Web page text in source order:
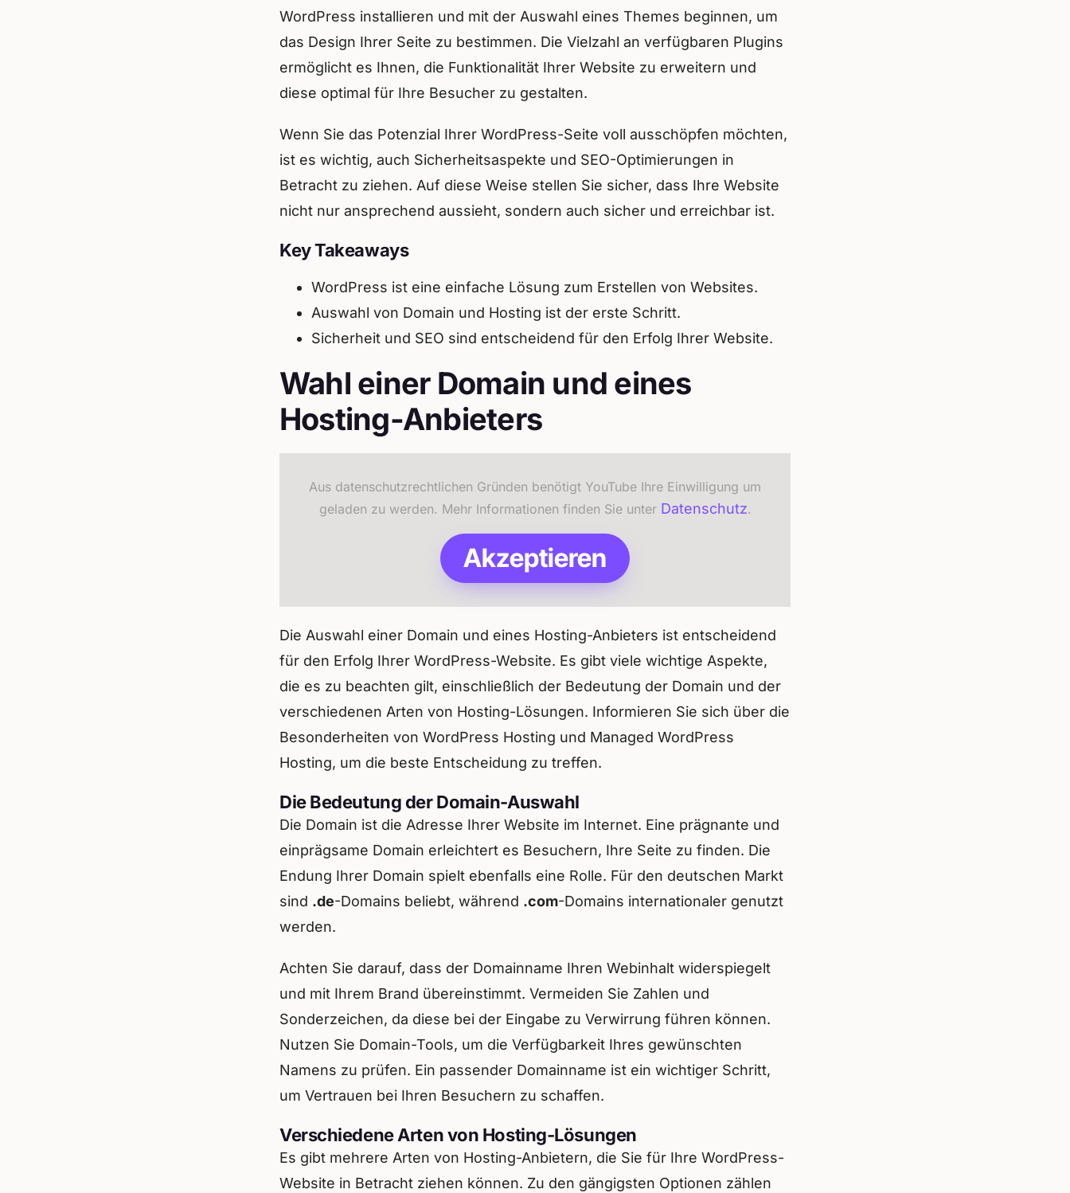
WordPress installieren und mit der Auswahl eines Themes beginnen, um
das Design Ihrer Seite zu bestimmen. Die Vielzahl an verfügbaren Plugins
ermöglicht es Ihnen, die Funktionalität Ihrer Website zu erweitern und
diese optimal für Ihre Besucher zu gestalten.
Wenn Sie das Potenzial Ihrer WordPress-Seite voll ausschöpfen möchten,
ist es wichtig, auch Sicherheitsaspekte und SEO-Optimierungen in
Betracht zu ziehen. Auf diese Weise stellen Sie sicher, dass Ihre Website
nicht nur ansprechend aussieht, sondern auch sicher und erreichbar ist.
Key Takeaways
WordPress ist eine einfache Lösung zum Erstellen von Websites.
Auswahl von Domain und Hosting ist der erste Schritt.
Sicherheit und SEO sind entscheidend für den Erfolg Ihrer Website.
Wahl einer Domain und eines
Hosting-Anbieters
Aus datenschutzrechtlichen Gründen benötigt YouTube Ihre Einwilligung um
geladen zu werden. Mehr Informationen finden Sie unter Datenschutz.
Akzeptieren
Die Auswahl einer Domain und eines Hosting-Anbieters ist entscheidend
für den Erfolg Ihrer WordPress-Website. Es gibt viele wichtige Aspekte,
die es zu beachten gilt, einschließlich der Bedeutung der Domain und der
verschiedenen Arten von Hosting-Lösungen. Informieren Sie sich über die
Besonderheiten von WordPress Hosting und Managed WordPress
Hosting, um die beste Entscheidung zu treffen.
Die Bedeutung der Domain-Auswahl
Die Domain ist die Adresse Ihrer Website im Internet. Eine prägnante und
einprägsame Domain erleichtert es Besuchern, Ihre Seite zu finden. Die
Endung Ihrer Domain spielt ebenfalls eine Rolle. Für den deutschen Markt
sind .de-Domains beliebt, während .com-Domains internationaler genutzt
werden.
Achten Sie darauf, dass der Domainname Ihren Webinhalt widerspiegelt
und mit Ihrem Brand übereinstimmt. Vermeiden Sie Zahlen und
Sonderzeichen, da diese bei der Eingabe zu Verwirrung führen können.
Nutzen Sie Domain-Tools, um die Verfügbarkeit Ihres gewünschten
Namens zu prüfen. Ein passender Domainname ist ein wichtiger Schritt,
um Vertrauen bei Ihren Besuchern zu schaffen.
Verschiedene Arten von Hosting-Lösungen
Es gibt mehrere Arten von Hosting-Anbietern, die Sie für Ihre WordPress-
Website in Betracht ziehen können. Zu den gängigsten Optionen zählen